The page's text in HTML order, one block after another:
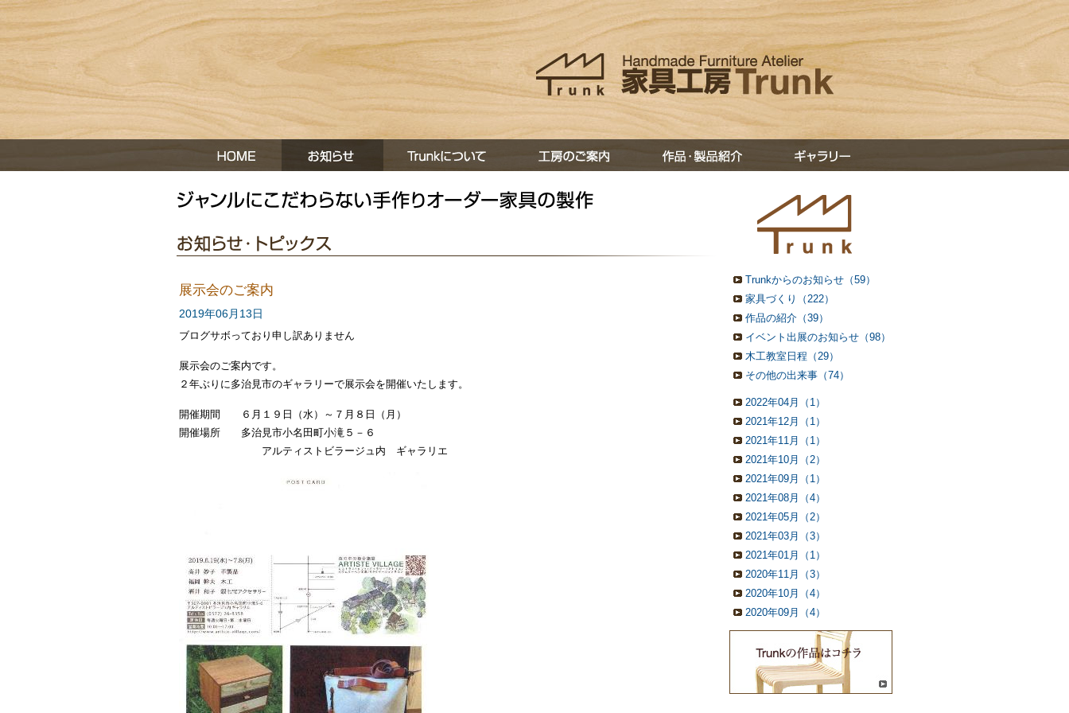
展示会のご案内
2019年06月13日
ブログサボっており申し訳ありません
展示会のご案内です。
２年ぶりに多治見市のギャラリーで展示会を開催いたします。
開催期間 ６月１９日（水）～７月８日（月）
開催場所 多治見市小名田町小滝５－６
アルティストビラージュ内 ギャラリエ
Trunkからのお知らせ（59）
家具づくり（222）
作品の紹介（39）
イベント出展のお知らせ（98）
木工教室日程（29）
その他の出来事（74）
2022年04月（1）
2021年12月（1）
2021年11月（1）
2021年10月（2）
2021年09月（1）
2021年08月（4）
2021年05月（2）
2021年03月（3）
2021年01月（1）
2020年11月（3）
2020年10月（4）
2020年09月（4）